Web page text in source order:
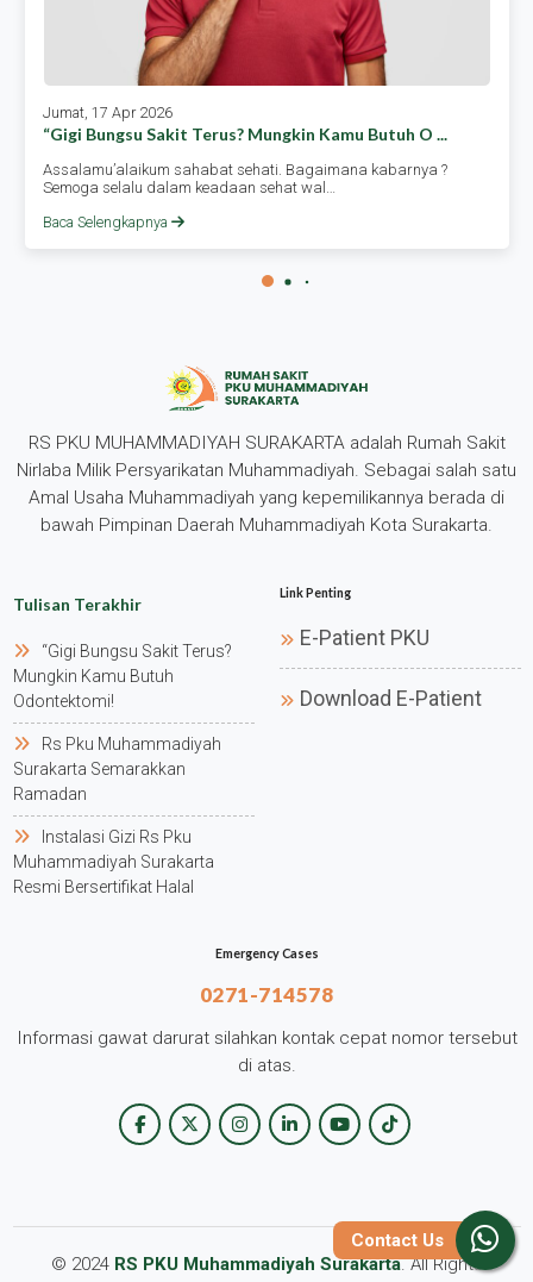
Jumat, 17 Apr 2026
“gigi Bungsu Sakit Terus? Mungkin Kamu Butuh O ...
Assalamu’alaikum sahabat sehati. Bagaimana kabarnya ?
Semoga selalu dalam keadaan sehat wal…
Baca Selengkapnya
Contact Us
RS PKU MUHAMMADIYAH SURAKARTA adalah Rumah Sakit
Nirlaba Milik Persyarikatan Muhammadiyah. Sebagai salah satu
Amal Usaha Muhammadiyah yang kepemilikannya berada di
bawah Pimpinan Daerah Muhammadiyah Kota Surakarta.
Tulisan Terakhir
“gigi Bungsu Sakit Terus?
Mungkin Kamu Butuh
Odontektomi!
Rs Pku Muhammadiyah
Surakarta Semarakkan
Ramadan
Instalasi Gizi Rs Pku
Muhammadiyah Surakarta
Resmi Bersertifikat Halal
Link Penting
E-Patient PKU
Download E-Patient
Emergency Cases
0271-714578
Informasi gawat darurat silahkan kontak cepat nomor tersebut
di atas.
© 2024RS PKU Muhammadiyah Surakarta. All Rights